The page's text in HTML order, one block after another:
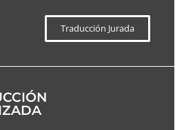
Traducción Jurada